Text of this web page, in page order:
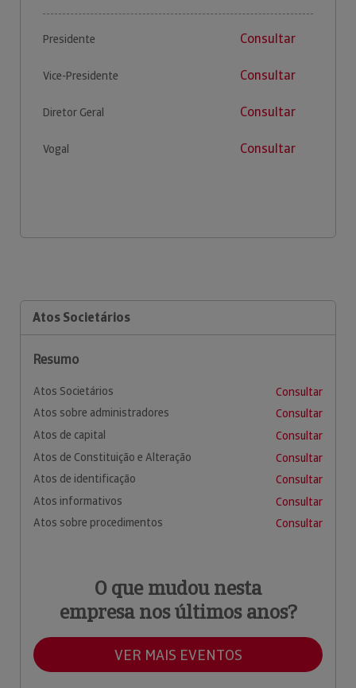
Presidente Consultar
Vice-Presidente Consultar
Diretor Geral Consultar
Vogal Consultar
Atos Societários
Resumo
Atos Societários
Consultar
Atos sobre administradores
Consultar
Atos de capital
Consultar
Atos de Constituição e Alteração
Consultar
Atos de identificação
Consultar
Atos informativos
Consultar
Atos sobre procedimentos
Consultar
O que mudou nesta
empresa nos últimos anos?
VER MAIS EVENTOS